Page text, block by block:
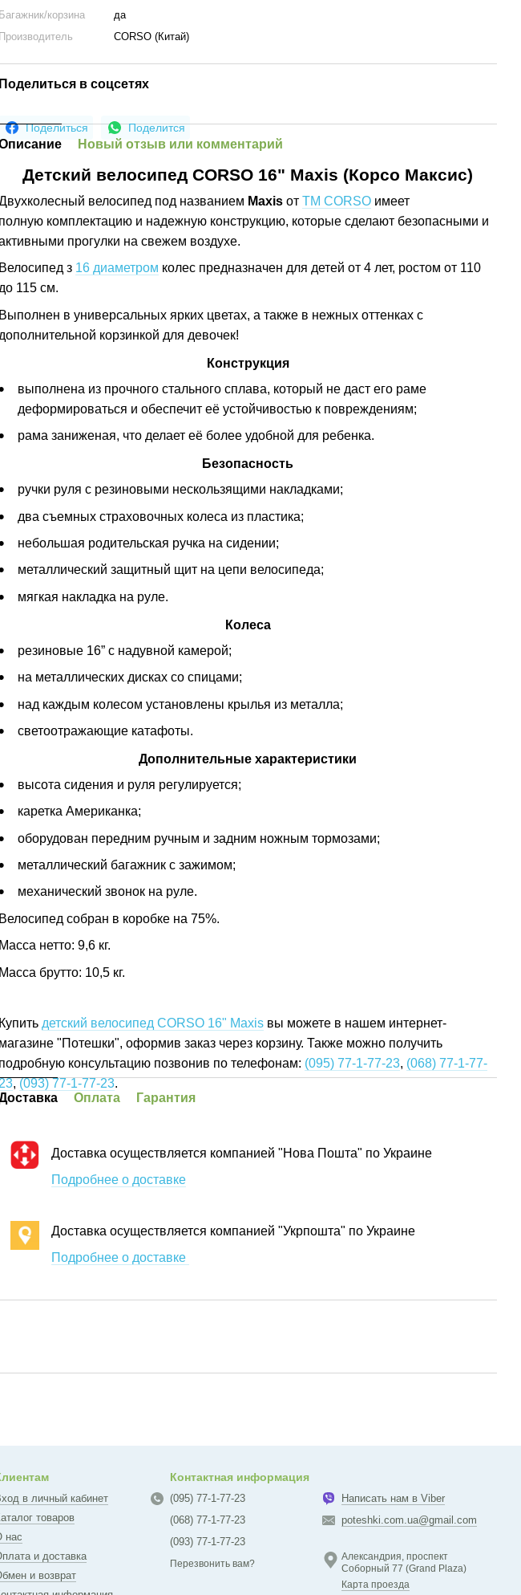
Багажник/корзина
да
Производитель
CORSO (Китай)
Поделиться в соцсетях
Поделиться Поделится
Новый отзыв или комментарий
Детский велосипед CORSO 16" Maxis (Корсо Максис)
велосипед под названием Maxis от ТМ CORSO имеет
полную комплектацию и надежную конструкцию, которые сделают безопасными и
прогулки на свежем воздухе.
Велосипед з 16 диаметром колес предназначен для детей от 4 лет, ростом от 110
до 115 см.
Выполнен в универсальных ярких цветах, а также в нежных оттенках с
дополнительной корзинкой для девочек!
Конструкция
выполнена из прочного стального сплава, который не даст его раме
деформироваться и обеспечит её устойчивостью к повреждениям;
рама заниженая, что делает её более удобной для ребенка.
Безопасность
ручки руля с резиновыми нескользящими накладками;
два съемных страховочных колеса из пластика;
небольшая родительская ручка на сидении;
металлический защитный щит на цепи велосипеда;
мягкая накладка на руле.
Колеса
резиновые 16” с надувной камерой;
на металлических дисках со спицами;
над каждым колесом установлены крылья из металла;
светоотражающие катафоты.
Дополнительные характеристики
высота сидения и руля регулируется;
каретка Американка;
оборудован передним ручным и задним ножным тормозами;
металлический багажник с зажимом;
механический звонок на руле.
Велосипед собран в коробке на 75%.
Масса нетто: 9,6 кг.
Масса брутто: 10,5 кг.
Купить детский велосипед CORSO 16" Maxis вы можете в нашем интернет-
магазине "Потешки", оформив заказ через корзину. Также можно получить
подробную консультацию позвонив по телефонам: (095) 77-1-77-23, (068) 77-1-77-
, (093) 77-1-77-23.
Оплата Гарантия
Доставка осуществляется компанией "Нова Пошта" по Украине
Подробнее о доставке
Доставка осуществляется компанией "Укрпошта" по Украине
Подробнее о доставке
в личный кабинет
товаров
нас
и доставка
и возврат
Контактная информация
(095) 77-1-77-23
(068) 77-1-77-23
(093) 77-1-77-23
Перезвонить вам?
Написать нам в Viber
poteshki.com.ua@gmail.com
Александрия, проспект
Соборный 77 (Grand Plaza)
Карта проезда